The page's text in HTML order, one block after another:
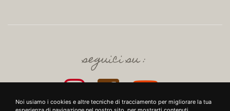
Noi usiamo i cookies e altre tecniche di tracciamento per migliorare la tua
seguici su :